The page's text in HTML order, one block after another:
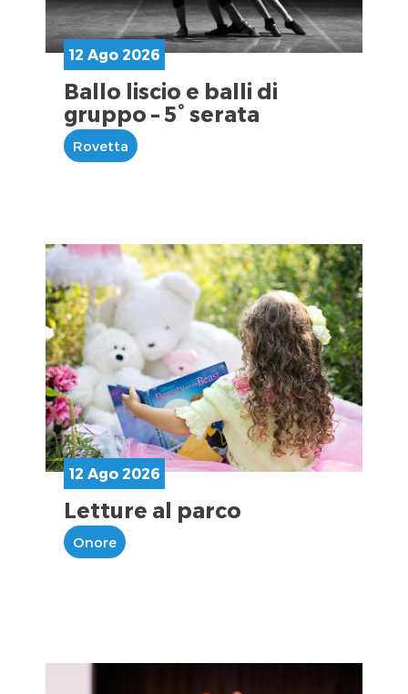
12 Ago 2026
Ballo liscio e balli di
gruppo – 5° serata
Rovetta
12 Ago 2026
Letture al parco
Onore